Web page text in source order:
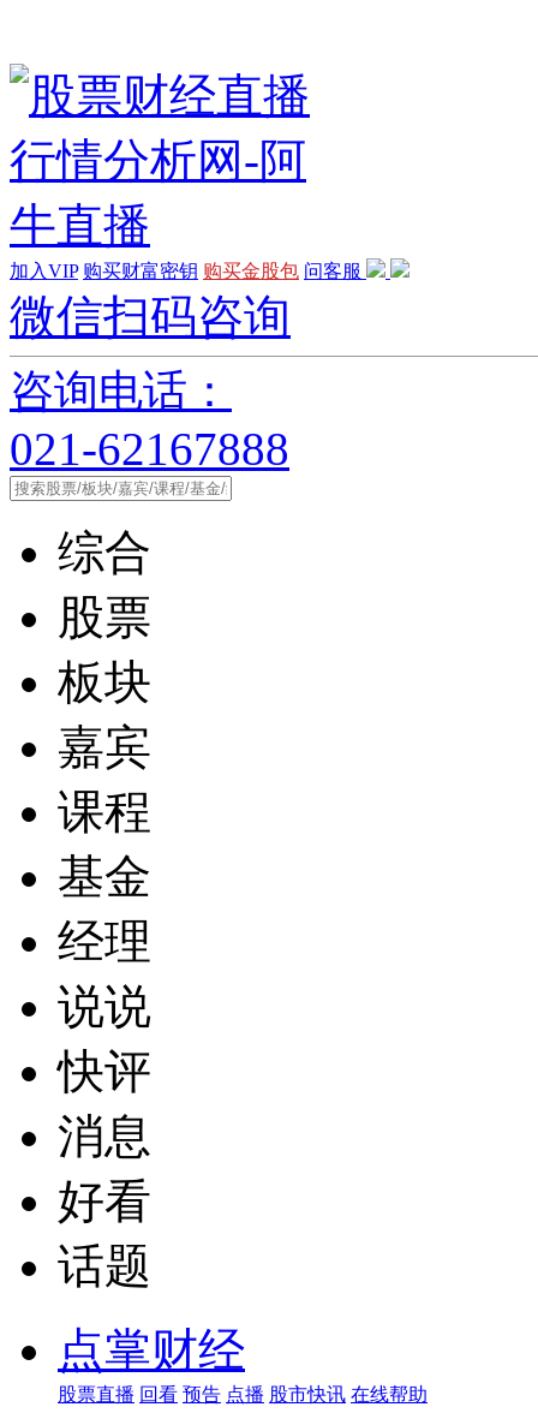
加入VIP 购买财富密钥 购买金股包 问客服
微信扫码咨询
咨询电话：
021-62167888
综合
股票
板块
嘉宾
课程
基金
经理
说说
快评
消息
好看
话题
点掌财经
股票直播 回看 预告 点播 股市快讯 在线帮助